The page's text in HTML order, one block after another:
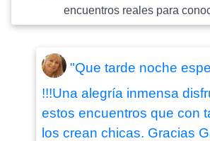
encuentros reales para
"Que tarde noche
!!!Una alegría inmensa
estos encuentros que con
los crean chicas. Gracias